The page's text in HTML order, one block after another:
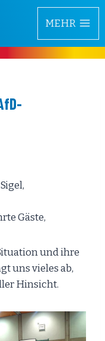
MEHR
Gäste,
und ihre
uns vieles ab,
Hinsicht.